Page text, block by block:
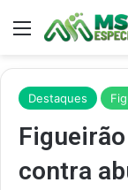
Menu
Destaques
contra